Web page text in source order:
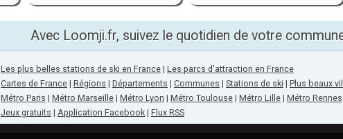
Avec Loomji.fr, suivez le quotidien de votre
Les plus belles stations de ski en France | Les parcs d'attraction en France
Cartes de France | Régions | Départements | Communes | Stations de ski | Plus beaux
Métro Paris | Métro Marseille | Métro Lyon | Métro Toulouse | Métro Lille | Métro Rennes
Jeux gratuits | Application Facebook | Flux RSS